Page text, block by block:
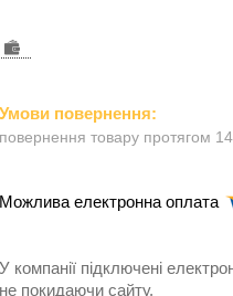
повернення товару протягом 14
У компанії підключені
не покидаючи сайту.